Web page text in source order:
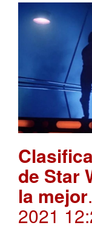
de Star
la mejor
2021